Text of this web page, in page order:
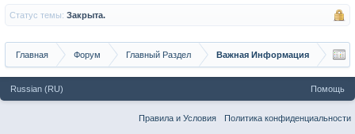
Статус темы: Закрыта.
Главная Форум Главный Раздел Важная Информация
Russian (RU) Помощь
Правила и Условия Политика конфиденциальности